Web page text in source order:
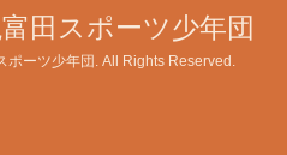
田スポーツ少年団
ーツ少年団 . All Rights Reserved.